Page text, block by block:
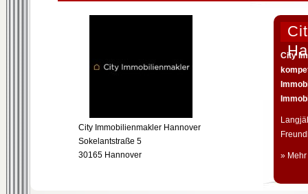
City Immobilienmakler Hannover
Sokelantstraße 5
30165 Hannover
City
»